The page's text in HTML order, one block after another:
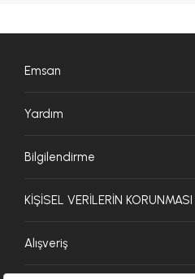
Emsan
Yardım
Bilgilendirme
KİŞİSEL VERİLERİN KORUNMASI
Alışveriş